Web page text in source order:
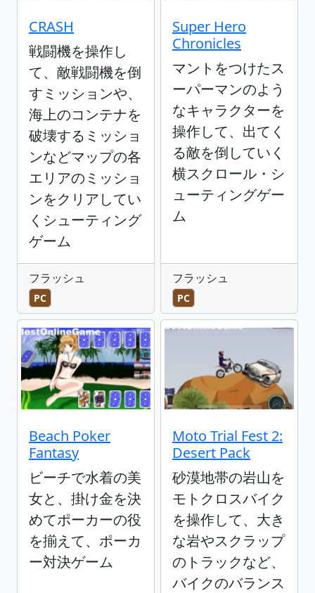
CRASH
戦闘機を操作し
て、敵戦闘機を倒
すミッションや、
海上のコンテナを
破壊するミッショ
ンなどマップの各
エリアのミッショ
ンをクリアしてい
くシューティング
ゲーム
フラッシュ
PC
Super Hero
Chronicles
マントをつけたス
ーパーマンのよう
なキャラクターを
操作して、出てく
る敵を倒していく
横スクロール・シ
ューティングゲー
ム
フラッシュ
PC
Beach Poker
Fantasy
ビーチで水着の美
女と、掛け金を決
めてポーカーの役
を揃えて、ポーカ
ー対決ゲーム
Moto Trial Fest 2:
Desert Pack
砂漠地帯の岩山を
モトクロスバイク
を操作して、大き
な岩やスクラップ
のトラックなど、
バイクのバランス